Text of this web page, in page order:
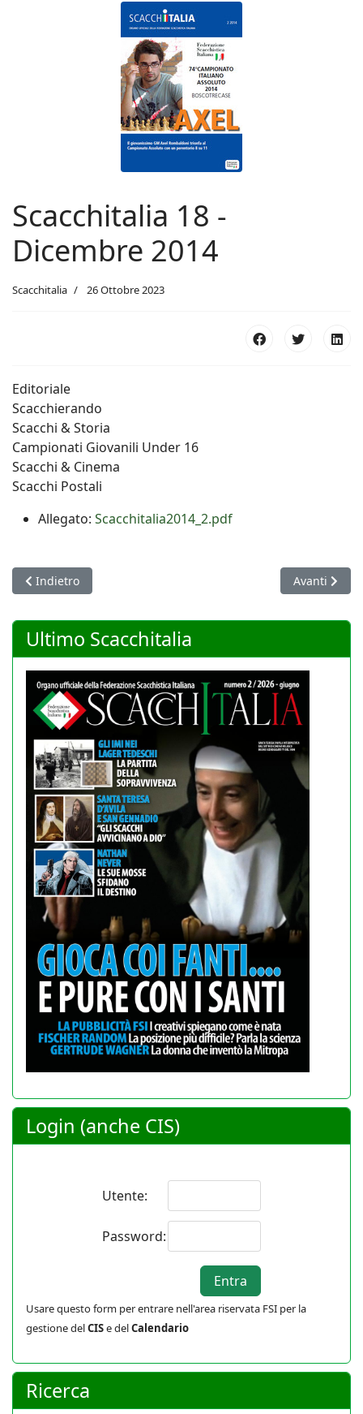
Scacchitalia 18 -
Dicembre 2014
Scacchitalia 26 Ottobre 2023
Editoriale
Scacchierando
Scacchi & Storia
Campionati Giovanili Under 16
Scacchi & Cinema
Scacchi Postali
Allegato: Scacchitalia2014_2.pdf
Articolo precedente: Scacchitalia 2017/1 - Maggio
Indietro Articolo
Avanti
Ultimo Scacchitalia
Login (anche CIS)
Utente:
Password:
Usare questo form per entrare nell'area riservata FSI per la
gestione delCISe delCalendario
Ricerca